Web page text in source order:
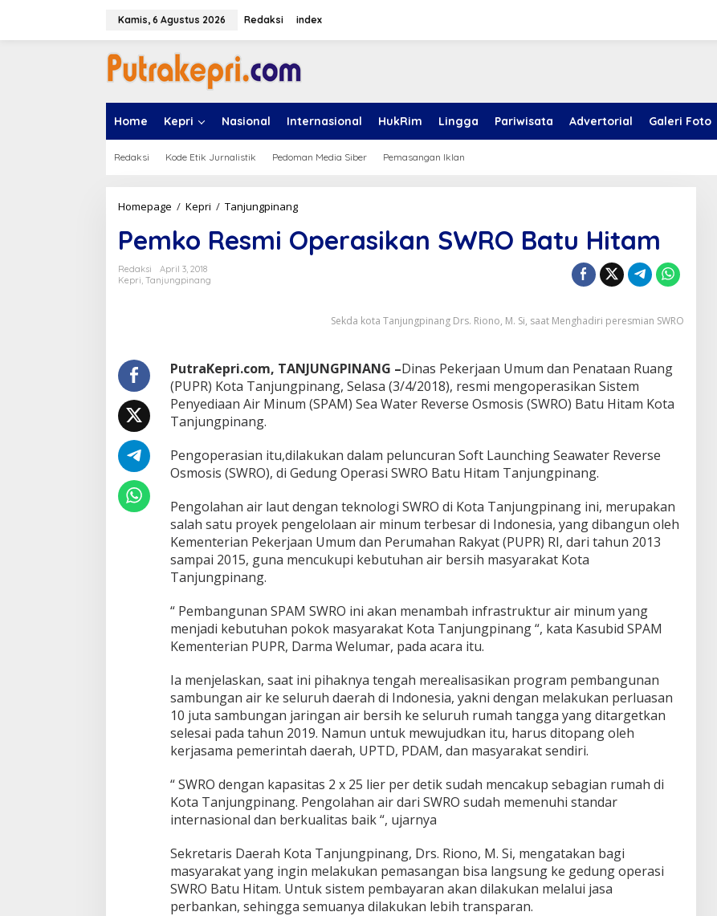
Kamis, 6 Agustus 2026 Redaksi index
Home Kepri Nasional Internasional HukRim Lingga Pariwisata Advertorial Galeri Foto
Redaksi Kode Etik Jurnalistik Pedoman Media Siber Pemasangan Iklan
Homepage / Kepri / Tanjungpinang
m
k
p
r
a
k
n
W
R
O
a
H
i
t
a
Pemko Resmi Operasikan SWRO Batu Hitam
Redaksi
April 3, 2018
Kepri, Tanjungpinang
Sekda kota Tanjungpinang Drs. Riono, M. Si, saat Menghadiri peresmian SWRO
PutraKepri.com, TANJUNGPINANG –Dinas Pekerjaan Umum dan Penataan Ruang
(PUPR) Kota Tanjungpinang, Selasa (3/4/2018), resmi mengoperasikan Sistem
Penyediaan Air Minum (SPAM) Sea Water Reverse Osmosis (SWRO) Batu Hitam Kota
Tanjungpinang.
Pengoperasian itu,dilakukan dalam peluncuran Soft Launching Seawater Reverse
Osmosis (SWRO), di Gedung Operasi SWRO Batu Hitam Tanjungpinang.
Pengolahan air laut dengan teknologi SWRO di Kota Tanjungpinang ini, merupakan
salah satu proyek pengelolaan air minum terbesar di Indonesia, yang dibangun oleh
Kementerian Pekerjaan Umum dan Perumahan Rakyat (PUPR) RI, dari tahun 2013
sampai 2015, guna mencukupi kebutuhan air bersih masyarakat Kota
Tanjungpinang.
“ Pembangunan SPAM SWRO ini akan menambah infrastruktur air minum yang
menjadi kebutuhan pokok masyarakat Kota Tanjungpinang “, kata Kasubid SPAM
Kementerian PUPR, Darma Welumar, pada acara itu.
Ia menjelaskan, saat ini pihaknya tengah merealisasikan program pembangunan
sambungan air ke seluruh daerah di Indonesia, yakni dengan melakukan perluasan
10 juta sambungan jaringan air bersih ke seluruh rumah tangga yang ditargetkan
selesai pada tahun 2019. Namun untuk mewujudkan itu, harus ditopang oleh
kerjasama pemerintah daerah, UPTD, PDAM, dan masyarakat sendiri.
“ SWRO dengan kapasitas 2 x 25 lier per detik sudah mencakup sebagian rumah di
Kota Tanjungpinang. Pengolahan air dari SWRO sudah memenuhi standar
internasional dan berkualitas baik “, ujarnya
Sekretaris Daerah Kota Tanjungpinang, Drs. Riono, M. Si, mengatakan bagi
masyarakat yang ingin melakukan pemasangan bisa langsung ke gedung operasi
SWRO Batu Hitam. Untuk sistem pembayaran akan dilakukan melalui jasa
perbankan, sehingga semuanya dilakukan lebih transparan.